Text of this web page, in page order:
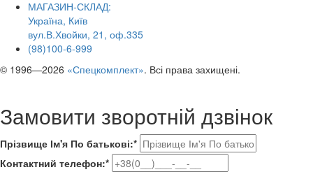
МАГАЗИН-СКЛАД:
Україна, Київ
вул.В.Хвойки, 21, оф.335
(98)100-6-999
© 1996—2026 «Спецкомплект». Всі права захищені.
Замовити зворотній дзвінок
Прізвище Ім'я По батькові:*
Контактний телефон:*